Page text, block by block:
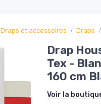
Draps et accessoires Draps
Drap
Tex -
160 cm
Voir la